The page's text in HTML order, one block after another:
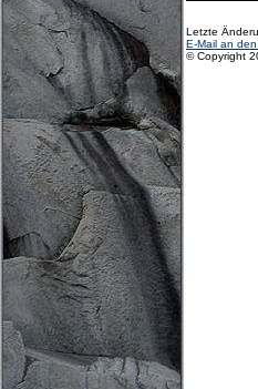
Letzte
E-Mail an
© Copyright